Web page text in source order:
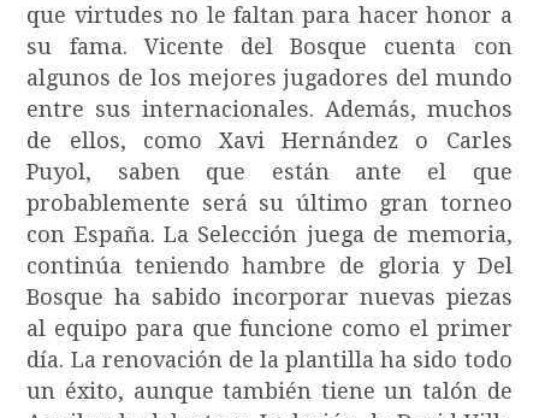
que virtudes no le faltan para hacer honor a
su fama. Vicente del Bosque cuenta con
algunos de los mejores jugadores del mundo
entre sus internacionales. Además, muchos
de ellos, como Xavi Hernández o Carles
Puyol, saben que están ante el que
probablemente será su último gran torneo
con España. La Selección juega de memoria,
continúa teniendo hambre de gloria y Del
Bosque ha sabido incorporar nuevas piezas
al equipo para que funcione como el primer
día. La renovación de la plantilla ha sido todo
un éxito, aunque también tiene un talón de